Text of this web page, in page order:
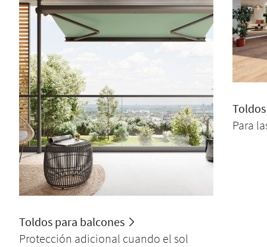
Toldos para balcones
Protección adicional cuando el sol
Para